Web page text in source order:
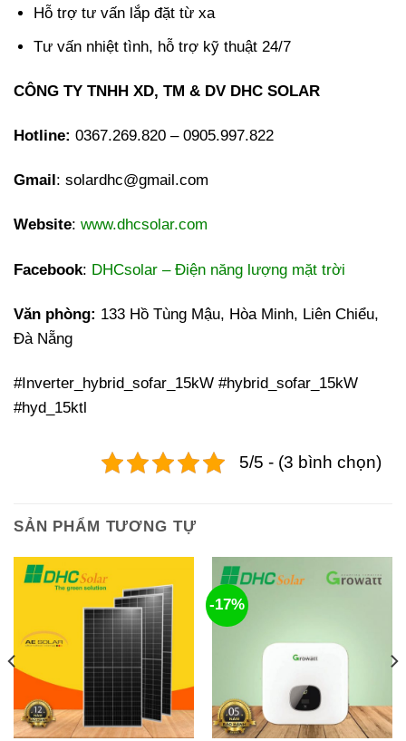
Hỗ trợ tư vấn lắp đặt từ xa
Tư vấn nhiệt tình, hỗ trợ kỹ thuật 24/7
CÔNG TY TNHH XD, TM & DV DHC SOLAR
Hotline: 0367.269.820 – 0905.997.822
Gmail : solardhc@gmail.com
Website: www.dhcsolar.com
Facebook: DHCsolar – Điện năng lượng mặt trời
Văn phòng: 133 Hồ Tùng Mậu, Hòa Minh, Liên Chiểu,
Đà Nẵng
#Inverter_hybrid_sofar_15kW #hybrid_sofar_15kW
#hyd_15ktl
5/5 - (3 bình chọn)
SẢN PHẨM TƯƠNG TỰ
-17%